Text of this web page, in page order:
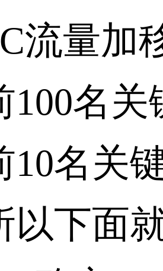
量加移
名关
名关键
面就